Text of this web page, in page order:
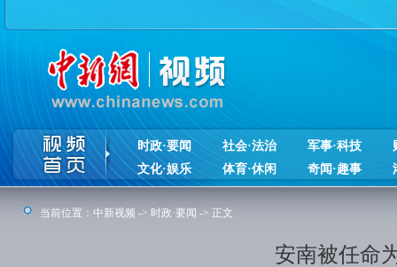
时政·要闻 社会·法治 军事·科技
文化·娱乐
体育·休闲 奇闻·趣事
当前位置： 中新视频 -> 时政·要闻 -> 正文
安南被任命